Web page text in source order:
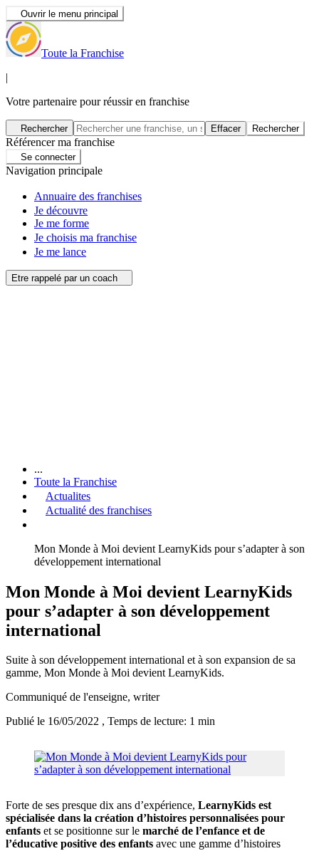
Ouvrir le menu principal
Toute la Franchise
|
Votre partenaire pour réussir en franchise
Rechercher Effacer Rechercher
Référencer ma franchise
Se connecter
Navigation principale
Annuaire des franchises
Je découvre
Je me forme
Je choisis ma franchise
Je me lance
Etre rappelé par un coach
...
Toute la Franchise
Actualites
Actualité des franchises
Mon Monde à Moi devient LearnyKids pour s’adapter à son
développement international
Mon Monde à Moi devient LearnyKids
pour s’adapter à son développement
international
Suite à son développement international et à son expansion de sa
gamme, Mon Monde à Moi devient LearnyKids.
Communiqué de l'enseigne, writer
Publié le 16/05/2022 , Temps de lecture: 1 min
Forte de ses presque dix ans d’expérience, LearnyKids est
spécialisée dans la création d’histoires personnalisées pour
enfants et se positionne sur le marché de l’enfance et de
l’éducative positive des enfants avec une gamme d’histoires